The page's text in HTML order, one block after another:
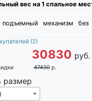
вес на 1 спальное
подъемный механизм без
(2)
30830 руб.
47430 р.
размер